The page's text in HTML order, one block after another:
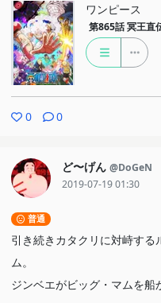
ワンピース
第865話 冥王直
0 0
ど〜げん @DoGeN
2019-07-19 01:30
普通
引き続きカタクリに対峙す
ム。
ジンベエがビッグ・マムを船